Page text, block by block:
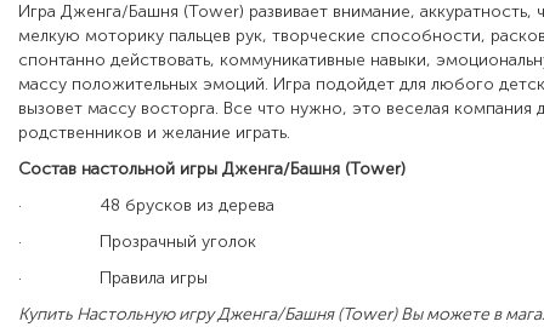
Игра Дженга/Башня (Tower) развивает внимание, аккуратность,
мелкую моторику пальцев рук, творческие способности,
спонтанно действовать, коммуникативные навыки,
массу положительных эмоций. Игра подойдет для любого
вызовет массу восторга. Все что нужно, это веселая компания
родственников и желание играть.
Состав настольной игры Дженга/Башня (Tower)
·
48 брусков из дерева
·
Прозрачный уголок
·
Правила игры
Купить Настольную игру Дженга/Башня (Tower) Вы можете в